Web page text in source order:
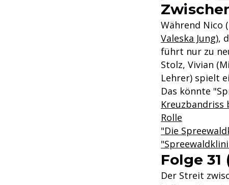
Während Nico
Valeska Jung),
führt nur zu
Stolz, Vivian
Lehrer) spielt
Das könnte
Kreuzbandriss
Rolle
"Die
Folge
Der Streit